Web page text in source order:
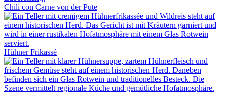
Chili con Carne von der Pute
Hühner Frikassé